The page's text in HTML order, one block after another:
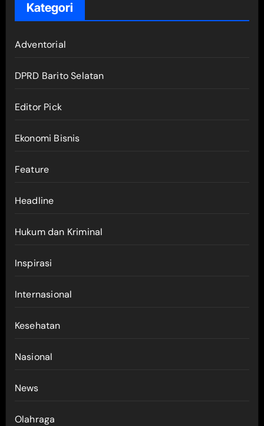
Kategori
Adventorial
DPRD Barito Selatan
Editor Pick
Ekonomi Bisnis
Feature
Headline
Hukum dan Kriminal
Inspirasi
Internasional
Kesehatan
Nasional
News
Olahraga